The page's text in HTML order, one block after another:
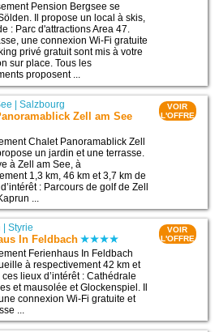
Pension Bergsee se
Il propose un local à skis,
: Parc d'attractions Area 47.
une connexion Wi-Fi gratuite
privé gratuit sont mis à votre
sur place. Tous les
proposent ...
|Salzbourg
Zell am See
Chalet Panoramablick Zell
un jardin et une terrasse.
à Zell am See, à
1,3 km, 46 km et 3,7 km de
: Parcours de golf de Zell
...
VOIR
L'OFFRE
|Styrie
In Feldbach
Ferienhaus In Feldbach
à respectivement 42 km et
lieux d’intérêt : Cathédrale
et mausolée et Glockenspiel. Il
connexion Wi-Fi gratuite et
...
VOIR
L'OFFRE